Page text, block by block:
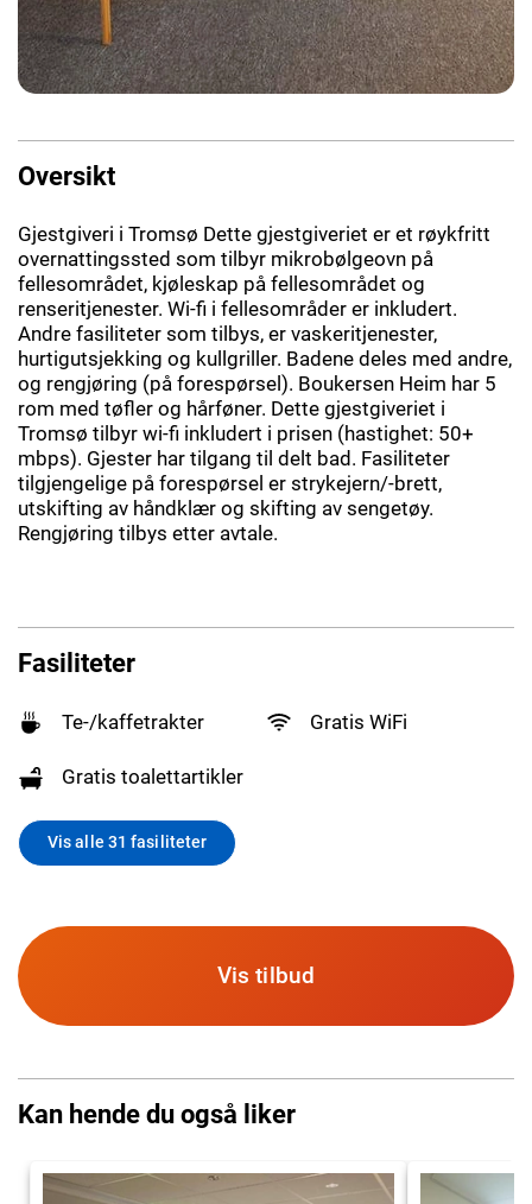
Oversikt
Gjestgiveri i Tromsø Dette gjestgiveriet er et røykfritt
overnattingssted som tilbyr mikrobølgeovn på
fellesområdet, kjøleskap på fellesområdet og
renseritjenester. Wi-fi i fellesområder er inkludert.
Andre fasiliteter som tilbys, er vaskeritjenester,
hurtigutsjekking og kullgriller. Badene deles med andre,
og rengjøring (på forespørsel). Boukersen Heim har 5
rom med tøfler og hårføner. Dette gjestgiveriet i
Tromsø tilbyr wi-fi inkludert i prisen (hastighet: 50+
mbps). Gjester har tilgang til delt bad. Fasiliteter
tilgjengelige på forespørsel er strykejern/-brett,
utskifting av håndklær og skifting av sengetøy.
Rengjøring tilbys etter avtale.
Fasiliteter
Te-/kaffetrakter Gratis WiFi
Gratis toalettartikler
Vis alle 31 fasiliteter
Vis tilbud
Kan hende du også liker